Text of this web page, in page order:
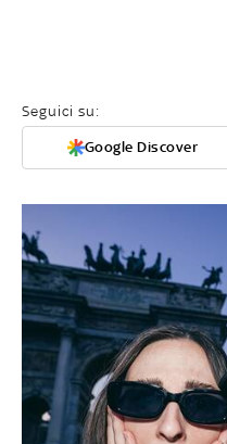
Seguici su:
Google Discover